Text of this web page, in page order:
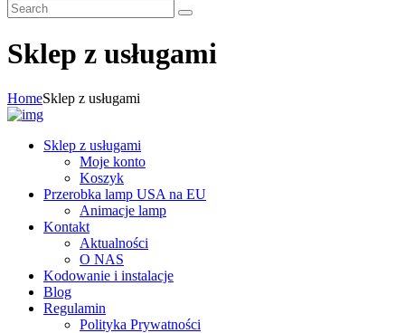
Sklep z usługami
HomeSklep z usługami
Sklep z usługami
Moje konto
Koszyk
Przerobka lamp USA na EU
Animacje lamp
Kontakt
Aktualności
O NAS
Kodowanie i instalacje
Blog
Regulamin
Polityka Prywatności